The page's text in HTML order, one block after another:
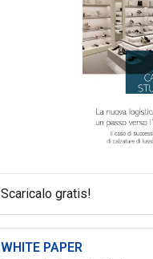
Scaricalo gratis!
WHITE PAPER